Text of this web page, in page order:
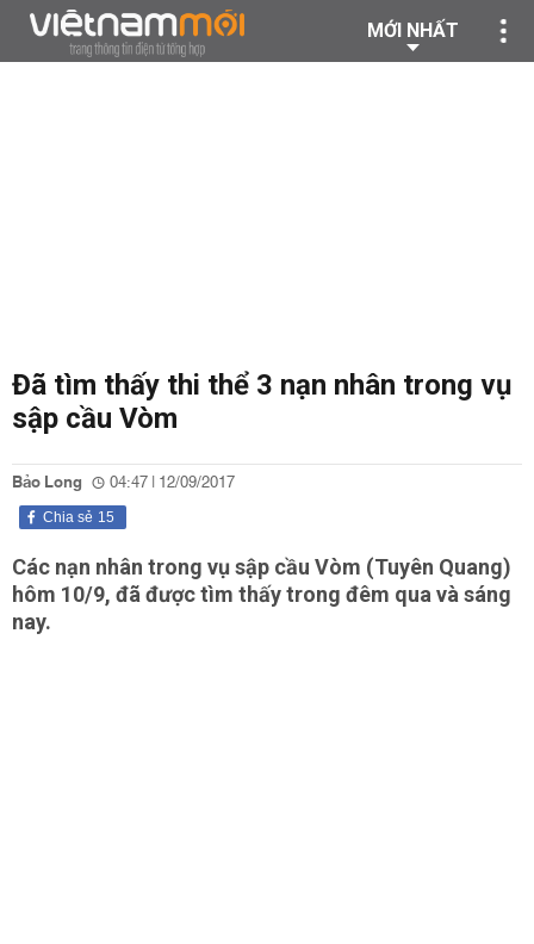
MỚI NHẤT
Đã tìm thấy thi thể 3 nạn nhân trong vụ
sập cầu Vòm
Bảo Long 04:47 | 12/09/2017
15
Chia sẻ
Các nạn nhân trong vụ sập cầu Vòm (Tuyên Quang)
hôm 10/9, đã được tìm thấy trong đêm qua và sáng
nay.